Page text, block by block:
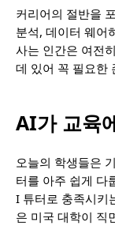
커리어의 절반을
분석, 데이터 웨어
사는 인간은 여전
데 있어 꼭 필요한
AI가 교육
오늘의 학생들은
터를 아주 쉽게 다
I 튜터로 충족시키
은 미국 대학이 직